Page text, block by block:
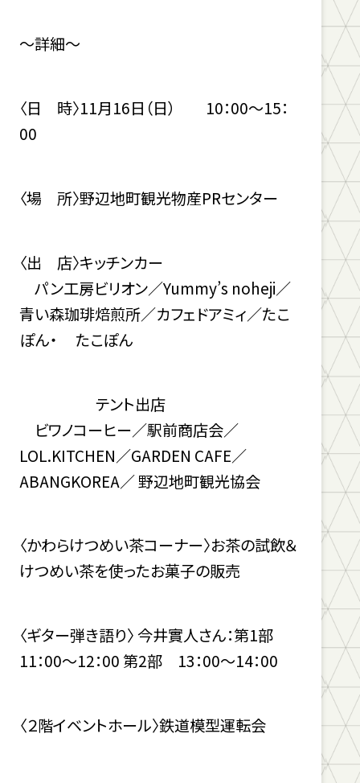
～詳細～
〈日 時〉11月16日（日） 10：00～15：
00
〈場 所〉野辺地町観光物産PRセンター
〈出 店〉キッチンカー
パン工房ビリオン／Yummy’s noheji／
青い森珈琲焙煎所／カフェドアミィ／たこ
ぽん・ たこぽん
テント出店
ビワノコーヒー／駅前商店会／
LOL.KITCHEN／GARDEN CAFE／
ABANGKOREA／ 野辺地町観光協会
〈かわらけつめい茶コーナー〉お茶の試飲＆
けつめい茶を使ったお菓子の販売
〈ギター弾き語り〉 今井實人さん：第1部
11：00～12：00 第2部 13：00～14：00
〈２階イベントホール〉鉄道模型運転会